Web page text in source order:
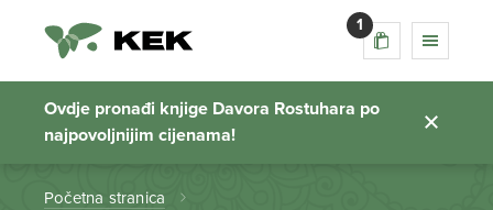
1
Ovdje pronađi knjige Davora Rostuhara po
najpovoljnijim cijenama!
cabo verde
fotograifje
Početna stranica